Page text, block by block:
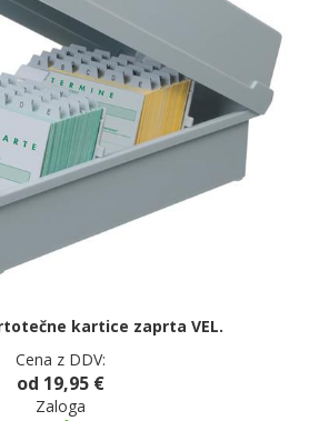
kartice zaprta VEL.
Cena z DDV:
od 19,95 €
Zaloga